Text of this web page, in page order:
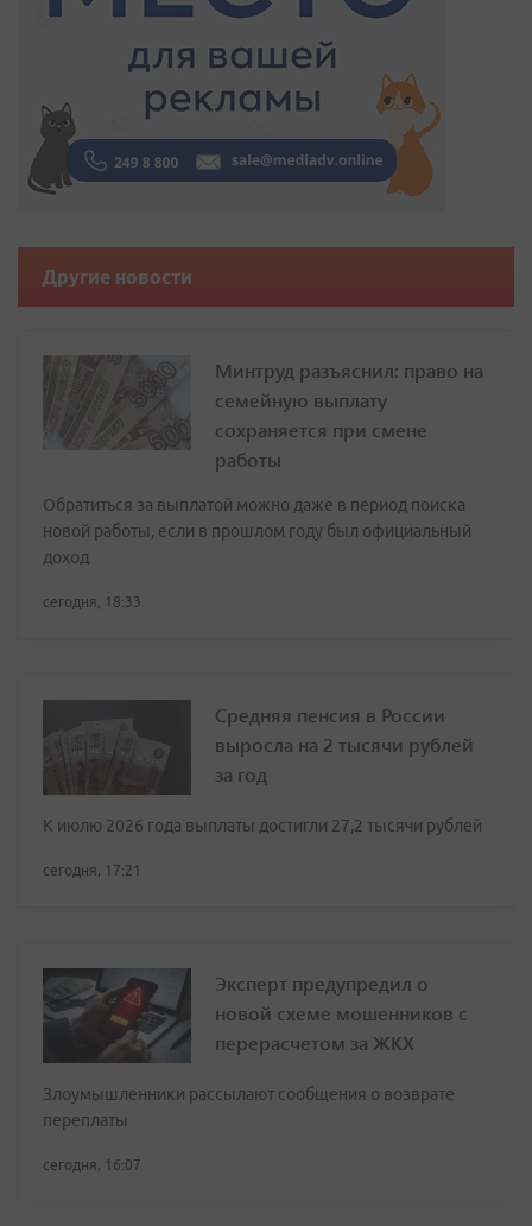
Другие новости
Минтруд разъяснил: право на
семейную выплату
сохраняется при смене
работы
Обратиться за выплатой можно даже в период поиска
новой работы, если в прошлом году был официальный
доход
сегодня, 18:33
Средняя пенсия в России
выросла на 2 тысячи рублей
за год
К июлю 2026 года выплаты достигли 27,2 тысячи рублей
сегодня, 17:21
Эксперт предупредил о
новой схеме мошенников с
перерасчетом за ЖКХ
Злоумышленники рассылают сообщения о возврате
переплаты
сегодня, 16:07